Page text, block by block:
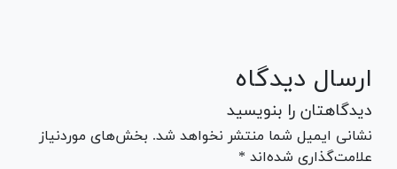
ارسال دیدگاه
دیدگاهتان را بنویسید
نشانی ایمیل شما منتشر نخواهد شد. بخش‌های موردنیاز
علامت‌گذاری شده‌اند *